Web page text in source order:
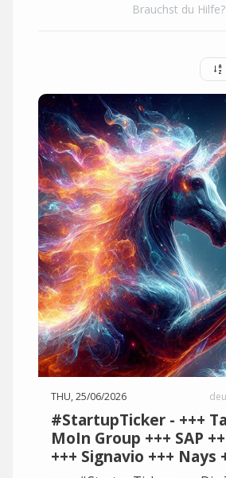
Brauchst du Hilfe?
THU, 25/06/2026
#StartupTicker - +++
MoIn Group +++ SAP
+++ Signavio +++ Nays